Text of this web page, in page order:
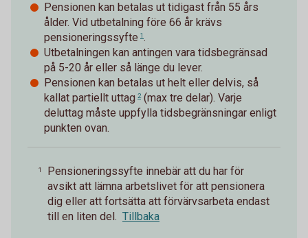
Pensionen kan betalas ut tidigast från 55 års
ålder. Vid utbetalning före 66 år krävs
pensioneringssyfte 1.
Utbetalningen kan antingen vara tidsbegränsad
på 5-20 år eller så länge du lever.
Pensionen kan betalas ut helt eller delvis, så
kallat partiellt uttag 2(max tre delar). Varje
deluttag måste uppfylla tidsbegränsningar enligt
punkten ovan.
1
Pensioneringssyfte innebär att du har för
avsikt att lämna arbetslivet för att pensionera
dig eller att fortsätta att förvärvsarbeta endast
till en liten del. Tillbaka